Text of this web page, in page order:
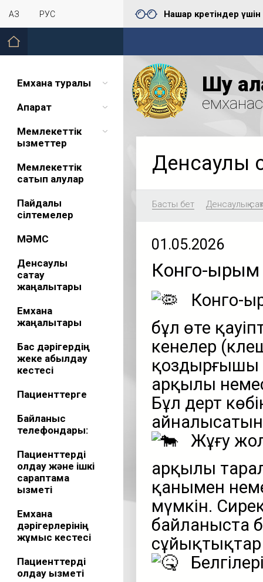
ҚАЗ РУС Нашар көретіндер үшін
Емхана туралы
Ақпарат
Мемлекеттік
қызметтер
Мемлекеттік
сатып алулар
Пайдалы
сілтемелер
МӘМС
Денсаулық
сақтау
жаңалықтары
Емхана
жаңалықтары
Бас дәрігердің
жеке қабылдау
кестесі
Пациенттерге
Байланыс
телефондары:
Пациенттерді
қолдау және ішкі
сараптама
қызметі
Емхана
дәрігерлерінің
жұмыс кестесі
Пациенттерді
қолдау қызметі
Шу
Денсаулық
Басты бет Денсаулық
01.05.2026
Конго-
Конго-
бұл өте
кенелер
қоздырғышы
арқылы
Бұл дерт
Жұғу
арқылы
қанымен
мүмкін.
байланыста
сұйықтықтар